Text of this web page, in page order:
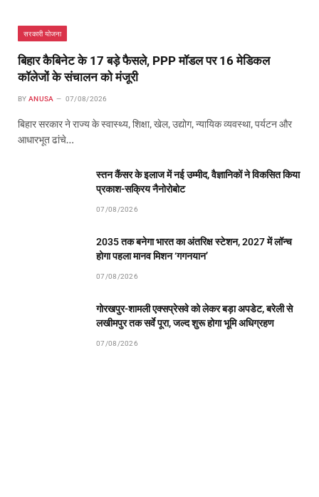
सरकारी योजना
बिहार कैबिनेट के 17 बड़े फैसले, PPP मॉडल पर 16 मेडिकल
कॉलेजों के संचालन को मंजूरी
BY ANUSA 07/08/2026
बिहार सरकार ने राज्य के स्वास्थ्य, शिक्षा, खेल, उद्योग, न्यायिक व्यवस्था, पर्यटन और
आधारभूत ढांचे…
स्तन कैंसर के इलाज में नई उम्मीद, वैज्ञानिकों ने विकसित किया
प्रकाश-सक्रिय नैनोरोबोट
07/08/2026
2035 तक बनेगा भारत का अंतरिक्ष स्टेशन, 2027 में लॉन्च
होगा पहला मानव मिशन ‘गगनयान’
07/08/2026
गोरखपुर-शामली एक्सप्रेसवे को लेकर बड़ा अपडेट, बरेली से
लखीमपुर तक सर्वे पूरा, जल्द शुरू होगा भूमि अधिग्रहण
07/08/2026